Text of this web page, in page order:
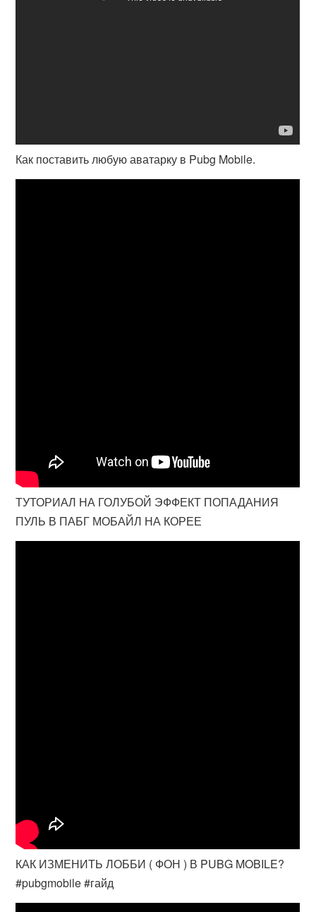
Как поставить любую аватарку в Pubg Mobile.
ТУТОРИАЛ НА ГОЛУБОЙ ЭФФЕКТ ПОПАДАНИЯ
ПУЛЬ В ПАБГ МОБАЙЛ НА КОРЕЕ
КАК ИЗМЕНИТЬ ЛОББИ ( ФОН ) В PUBG MOBILE?
#pubgmobile #гайд